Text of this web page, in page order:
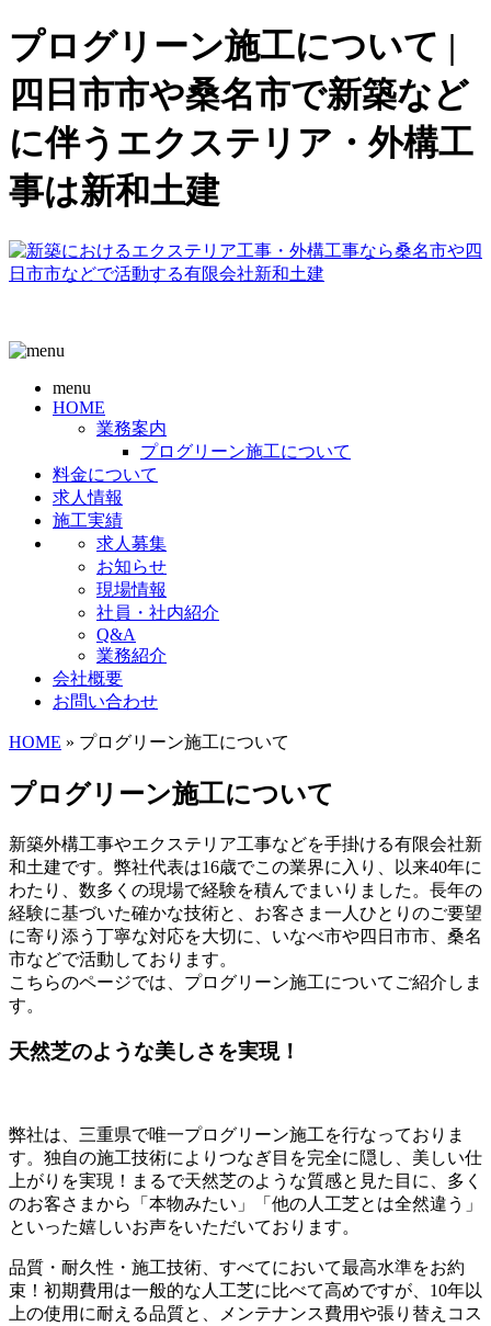
プログリーン施工について |
四日市市や桑名市で新築など
に伴うエクステリア・外構工
事は新和土建
menu
HOME
業務案内
プログリーン施工について
料金について
求人情報
施工実績
求人募集
お知らせ
現場情報
社員・社内紹介
Q&A
業務紹介
会社概要
お問い合わせ
HOME » プログリーン施工について
プログリーン施工について
新築外構工事やエクステリア工事などを手掛ける有限会社新
和土建です。弊社代表は16歳でこの業界に入り、以来40年に
わたり、数多くの現場で経験を積んでまいりました。長年の
経験に基づいた確かな技術と、お客さま一人ひとりのご要望
に寄り添う丁寧な対応を大切に、いなべ市や四日市市、桑名
市などで活動しております。
こちらのページでは、プログリーン施工についてご紹介しま
す。
天然芝のような美しさを実現！
弊社は、三重県で唯一プログリーン施工を行なっておりま
す。独自の施工技術によりつなぎ目を完全に隠し、美しい仕
上がりを実現！まるで天然芝のような質感と見た目に、多く
のお客さまから「本物みたい」「他の人工芝とは全然違う」
といった嬉しいお声をいただいております。
品質・耐久性・施工技術、すべてにおいて最高水準をお約
束！初期費用は一般的な人工芝に比べて高めですが、10年以
上の使用に耐える品質と、メンテナンス費用や張り替えコス